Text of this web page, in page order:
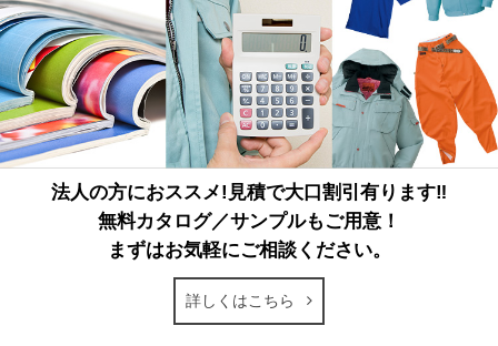
法人の方におススメ!見積で大口割引有ります‼
無料カタログ／サンプルもご用意！
まずはお気軽にご相談ください。
詳しくはこちら